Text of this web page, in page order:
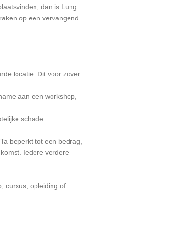
dan is Lung
op een vervangend
locatie. Dit voor zover
aan een workshop,
schade.
beperkt tot een bedrag,
Iedere verdere
cursus, opleiding of